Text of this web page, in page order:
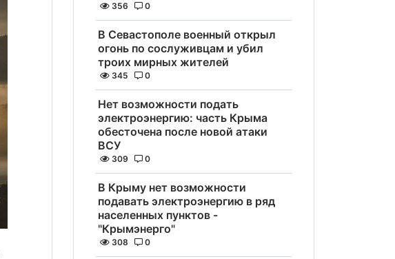
356 0
В Севастополе военный открыл
огонь по сослуживцам и убил
троих мирных жителей
345 0
Нет возможности подать
электроэнергию: часть Крыма
обесточена после новой атаки
ВСУ
309 0
В Крыму нет возможности
подавать электроэнергию в ряд
населенных пунктов -
"Крымэнерго"
308 0